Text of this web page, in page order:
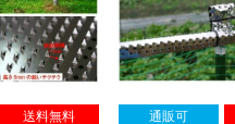
送料無料 通販可